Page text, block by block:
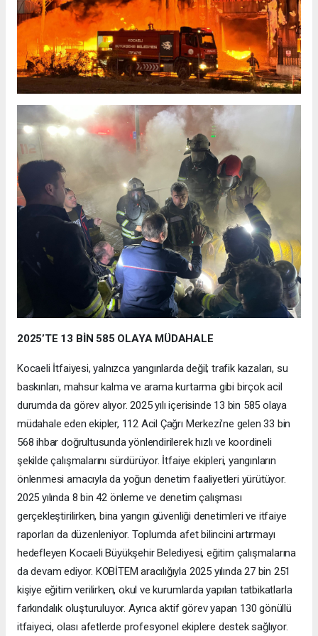
2025’TE 13 BİN 585 OLAYA MÜDAHALE
Kocaeli İtfaiyesi, yalnızca yangınlarda değil; trafik kazaları, su
baskınları, mahsur kalma ve arama kurtarma gibi birçok acil
durumda da görev alıyor. 2025 yılı içerisinde 13 bin 585 olaya
müdahale eden ekipler, 112 Acil Çağrı Merkezi’ne gelen 33 bin
568 ihbar doğrultusunda yönlendirilerek hızlı ve koordineli
şekilde çalışmalarını sürdürüyor. İtfaiye ekipleri, yangınların
önlenmesi amacıyla da yoğun denetim faaliyetleri yürütüyor.
2025 yılında 8 bin 42 önleme ve denetim çalışması
gerçekleştirilirken, bina yangın güvenliği denetimleri ve itfaiye
raporları da düzenleniyor. Toplumda afet bilincini artırmayı
hedefleyen Kocaeli Büyükşehir Belediyesi, eğitim çalışmalarına
da devam ediyor. KOBİTEM aracılığıyla 2025 yılında 27 bin 251
kişiye eğitim verilirken, okul ve kurumlarda yapılan tatbikatlarla
farkındalık oluşturuluyor. Ayrıca aktif görev yapan 130 gönüllü
itfaiyeci, olası afetlerde profesyonel ekiplere destek sağlıyor.